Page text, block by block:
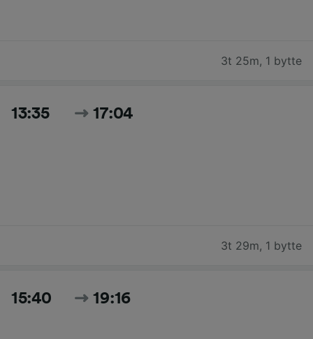
3t 25m, 1 bytte
13:35 17:04
3t 29m, 1 bytte
15:40 19:16